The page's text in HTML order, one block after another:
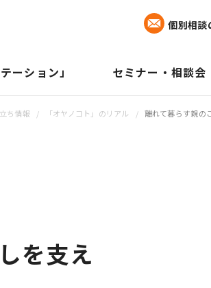
個別相談
ーション」 セミナー・相談会
ち情報 / 「オヤノコト」のリアル / 離れて暮らす親の
を支え
「
私
親